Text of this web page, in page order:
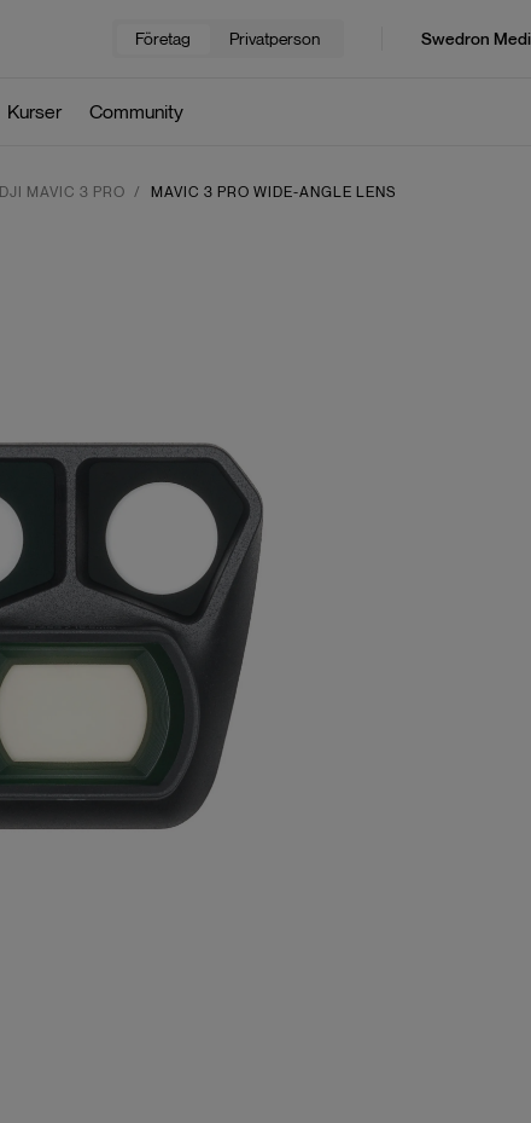
Företag Privatperson Swedron
Kurser Community
DJI MAVIC 3 PRO MAVIC 3 PRO WIDE-ANGLE LENS